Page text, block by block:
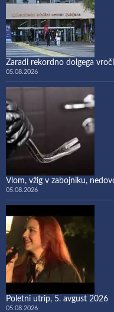
Zaradi rekordno dolgega
05.08.2026
Vlom, vžig v zabojniku,
05.08.2026
Poletni utrip, 5. avgust 2026
05.08.2026